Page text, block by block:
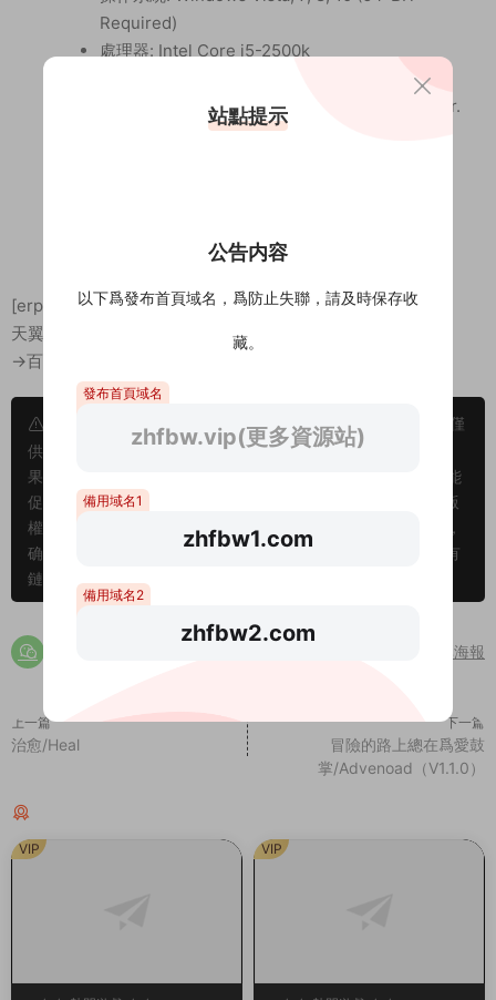
Required)
處理器: Intel Core i5-2500k
顯卡: Nvidia GeForce GTX 780 (3GB) or better.
DirectX 版本: 11
[erphpdown]隐藏内容
天翼：https://cloud.189.cn/t/aQB3yinqaEju
→百度網盤點擊右側下載按鈕[/erphpdown]
溫馨提示： 1、網站爲純屬個人愛好收集。并不具備版權，僅
供試閱，僅供學習交流,請于下載後24小時内删除，小夥伴們如
果喜歡，且有支付能力，請您一定支持正版。隻有支持正版才能
促進整個行業的良性發展，刺激作者的創作熱情 2、站内所有版
權歸原作者及發行商所有。如有侵犯到您的權益，請聯系我們，
确認之後立即删除。爲此給您帶來的不便，敬請諒解！ 3、如有
鏈接失效請在下方評論區留言，站長看到後第一時間給您補鏈
分享海報
上一篇
治愈/Heal
下一篇
冒險的路上總在爲愛鼓
掌/Advenoad（V1.1.0）
VIP VIP
站點提示
公告内容
以下爲發布首頁域名，爲防止失聯，請及時保存收
藏。
發布首頁域名
zhfbw.vip(更多資源站)
備用域名1
zhfbw1.com
備用域名2
zhfbw2.com